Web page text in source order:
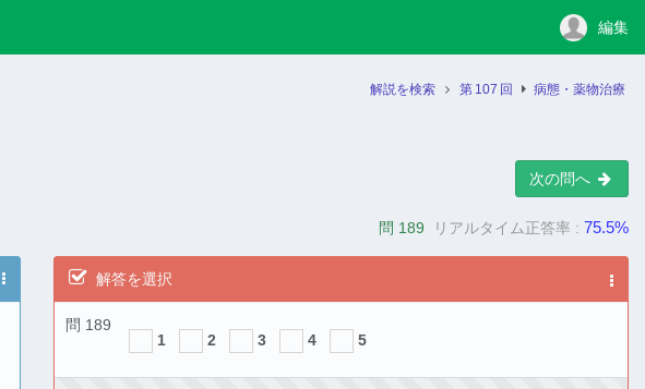
編集
解説を検索 第 107 回 病態・薬物治療
次の問へ
問 189 リアルタイム正答率 : 75.5%
解答を選択
問 189
1
2 3 4 5